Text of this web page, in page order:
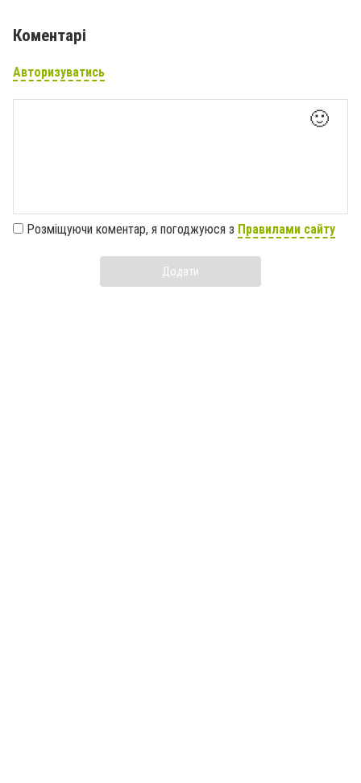
Коментарі
Авторизуватись
🙂
Розміщуючи коментар, я погоджуюся з Правилами сайту
Додати